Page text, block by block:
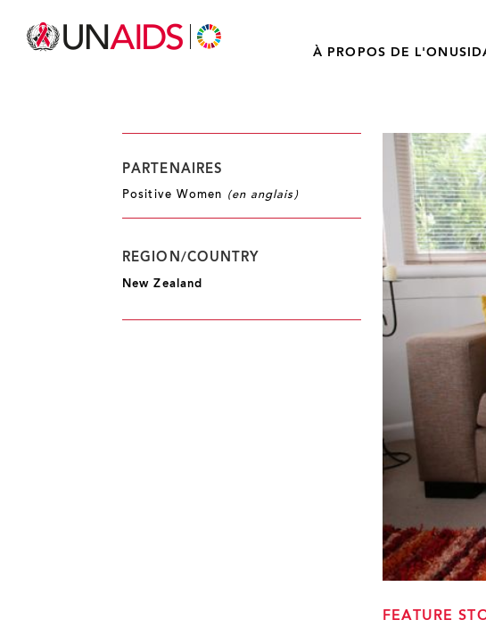
À PROPOS DE
FEATURE
PARTENAIRES
Positive Women (en anglais)
REGION/COUNTRY
New Zealand